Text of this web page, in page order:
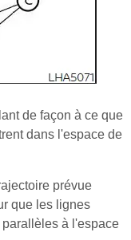
de façon à ce que
dans l'espace de
prévue
que les lignes
à l'espace